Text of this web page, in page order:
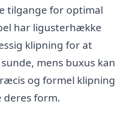
tilgange for optimal
har ligusterhække
klipning for at
mens buxus kan
og formel klipning
form.